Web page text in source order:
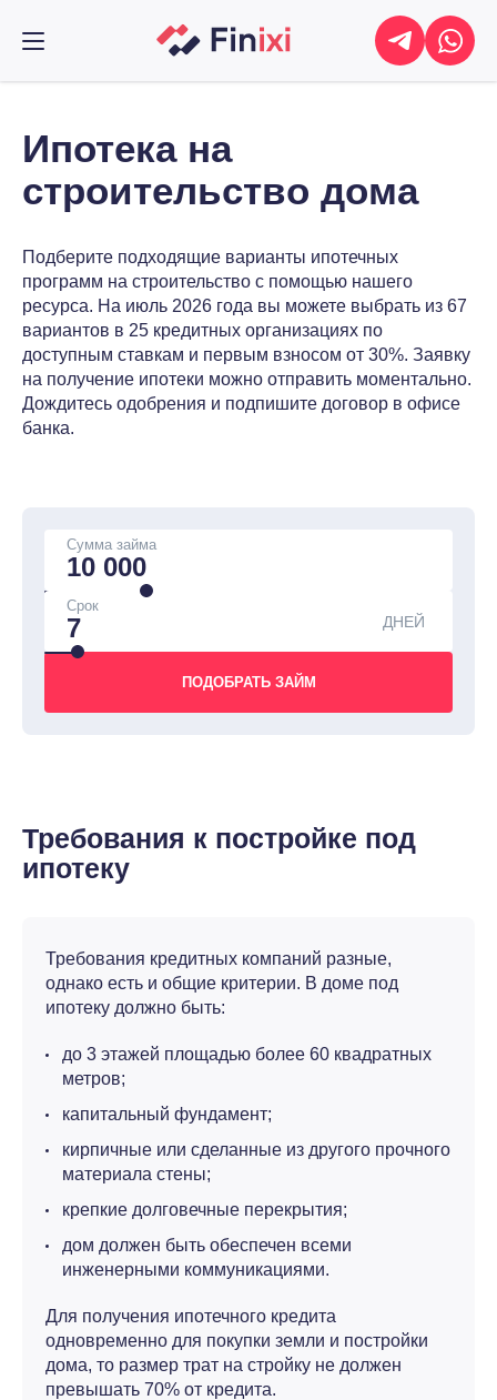
Ипотека на
строительство дома
Подберите подходящие варианты ипотечных
программ на строительство с помощью нашего
ресурса. На июль 2026 года вы можете выбрать из 67
вариантов в 25 кредитных организациях по
доступным ставкам и первым взносом от 30%. Заявку
на получение ипотеки можно отправить моментально.
Дождитесь одобрения и подпишите договор в офисе
банка.
Сумма займа
Срок
ДНЕЙ
Требования к постройке под
ипотеку
Требования кредитных компаний разные,
однако есть и общие критерии. В доме под
ипотеку должно быть:
до 3 этажей площадью более 60 квадратных
метров;
капитальный фундамент;
кирпичные или сделанные из другого прочного
материала стены;
крепкие долговечные перекрытия;
дом должен быть обеспечен всеми
инженерными коммуникациями.
Для получения ипотечного кредита
одновременно для покупки земли и постройки
дома, то размер трат на стройку не должен
превышать 70% от кредита.